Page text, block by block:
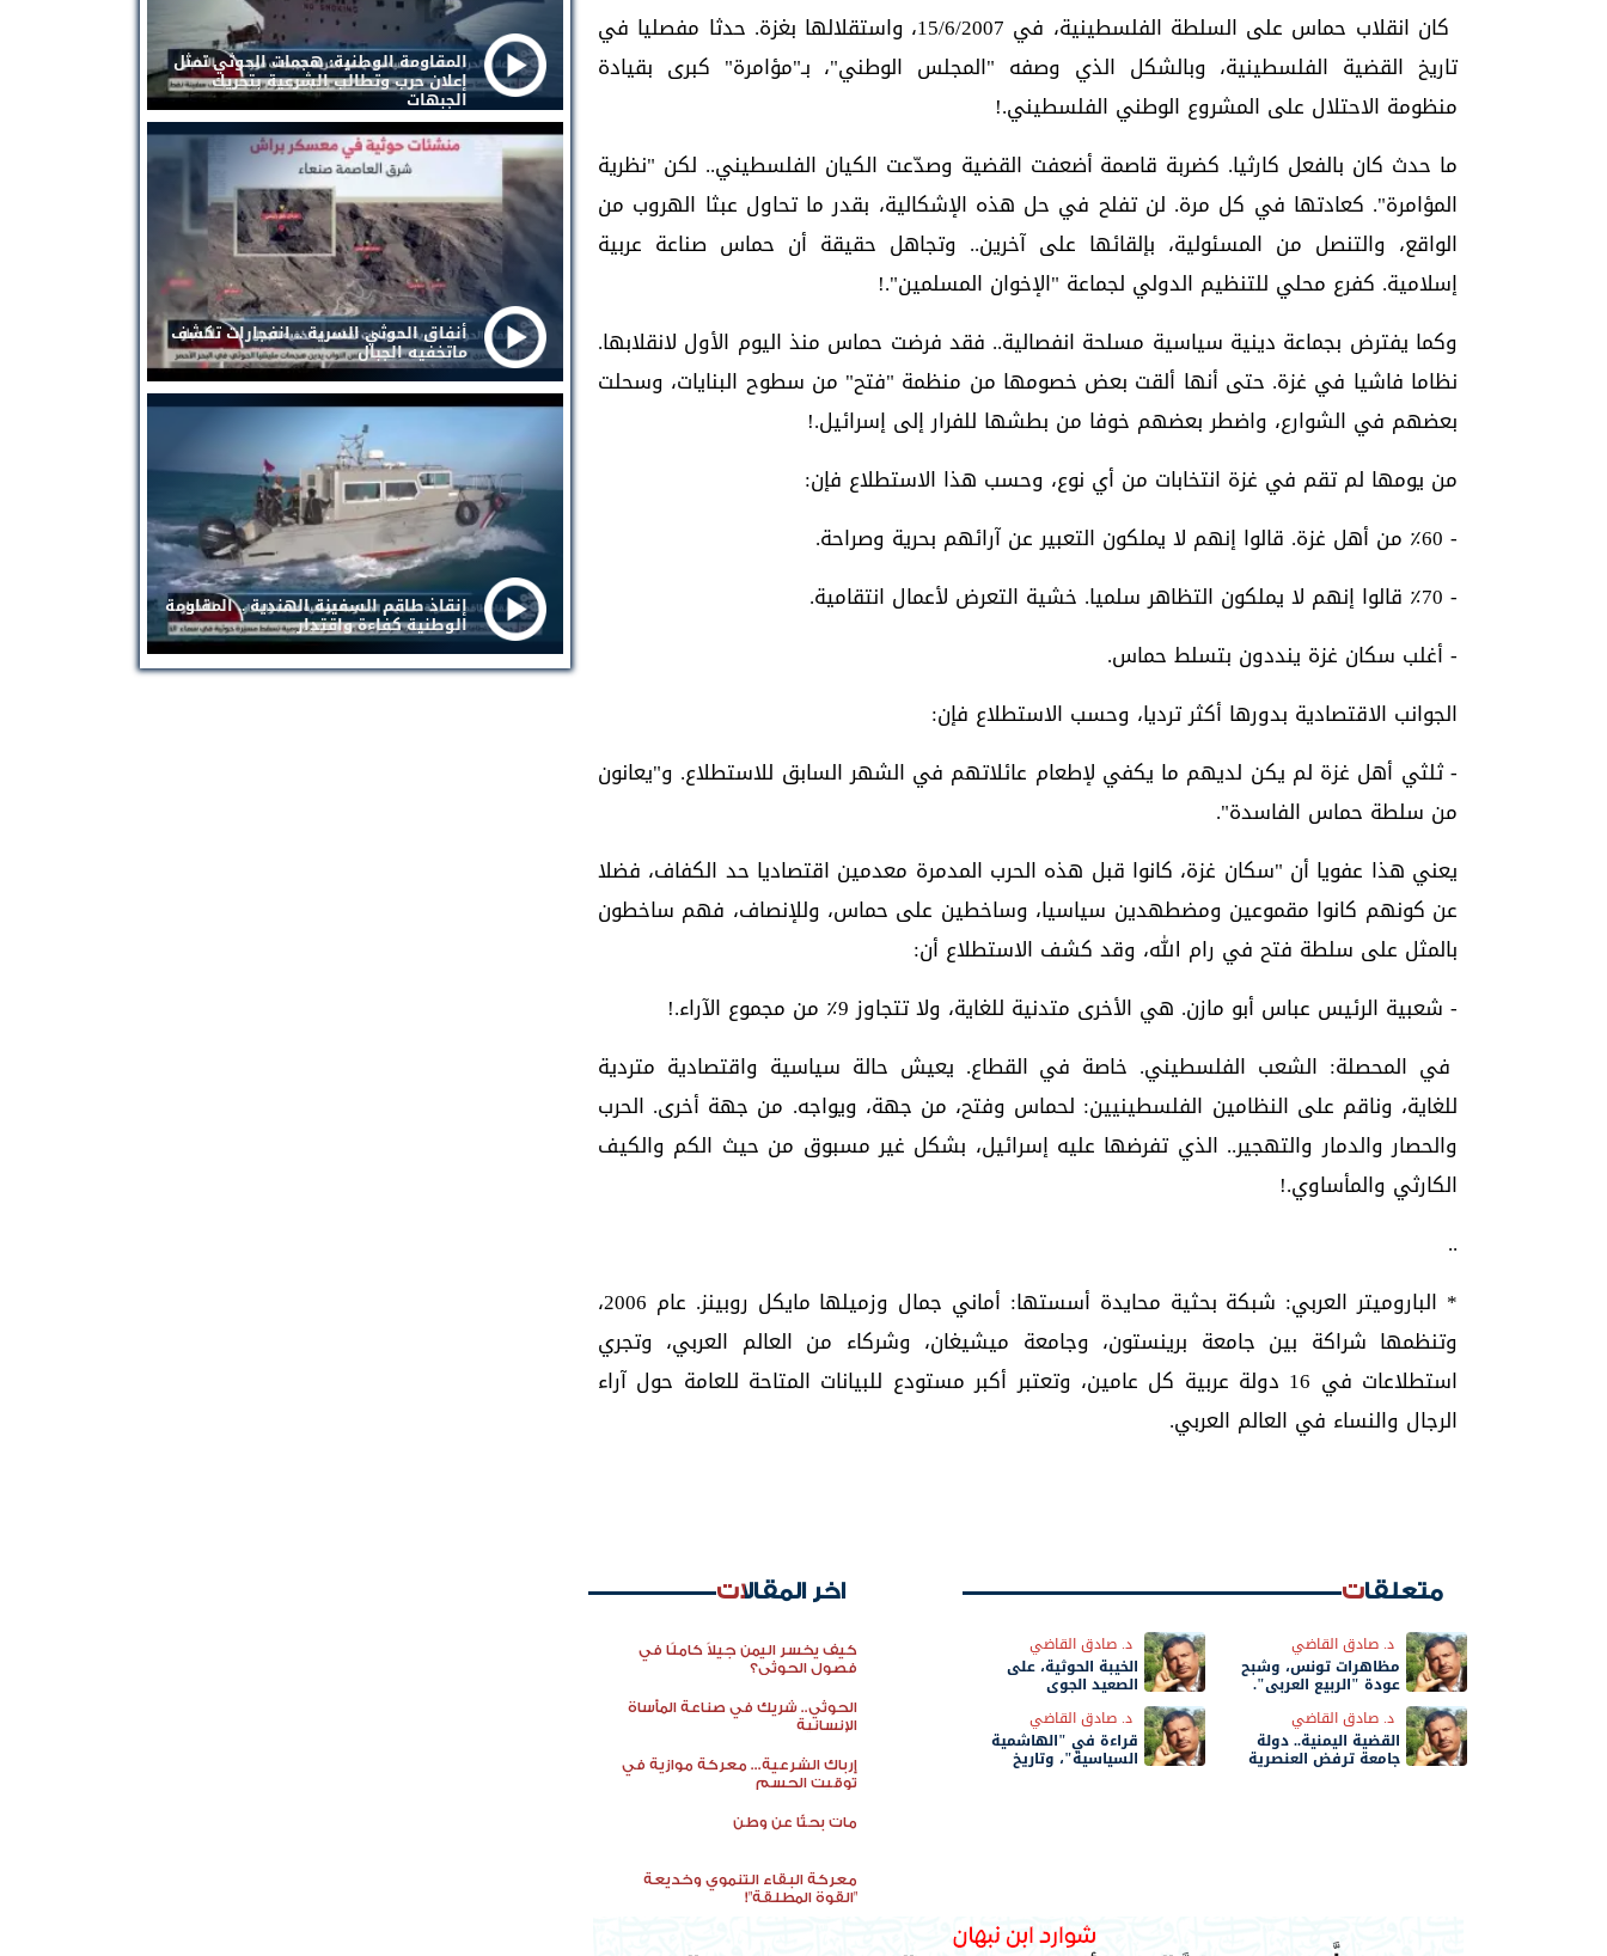
كان انقلاب حماس على السلطة الفلسطينية، في 15/6/2007، واستقلالها بغزة. حدثا مفصليا في
تاريخ القضية الفلسطينية، وبالشكل الذي وصفه "المجلس الوطني"، بـ"مؤامرة" كبرى بقيادة
منظومة الاحتلال على المشروع الوطني الفلسطيني.!
ما حدث كان بالفعل كارثيا. كضربة قاصمة أضعفت القضية وصدّعت الكيان الفلسطيني.. لكن "نظرية
المؤامرة". كعادتها في كل مرة. لن تفلح في حل هذه الإشكالية، بقدر ما تحاول عبثا الهروب من
الواقع، والتنصل من المسئولية، بإلقائها على آخرين.. وتجاهل حقيقة أن حماس صناعة عربية
إسلامية. كفرع محلي للتنظيم الدولي لجماعة "الإخوان المسلمين".!
وكما يفترض بجماعة دينية سياسية مسلحة انفصالية.. فقد فرضت حماس منذ اليوم الأول لانقلابها.
نظاما فاشيا في غزة. حتى أنها ألقت بعض خصومها من منظمة "فتح" من سطوح البنايات، وسحلت
بعضهم في الشوارع، واضطر بعضهم خوفا من بطشها للفرار إلى إسرائيل.!
من يومها لم تقم في غزة انتخابات من أي نوع، وحسب هذا الاستطلاع فإن:
- ٪60 من أهل غزة. قالوا إنهم لا يملكون التعبير عن آرائهم بحرية وصراحة.
- ٪70 قالوا إنهم لا يملكون التظاهر سلميا. خشية التعرض لأعمال انتقامية.
- أغلب سكان غزة ينددون بتسلط حماس.
الجوانب الاقتصادية بدورها أكثر ترديا، وحسب الاستطلاع فإن:
- ثلثي أهل غزة لم يكن لديهم ما يكفي لإطعام عائلاتهم في الشهر السابق للاستطلاع. و"يعانون
من سلطة حماس الفاسدة".
يعني هذا عفويا أن "سكان غزة، كانوا قبل هذه الحرب المدمرة معدمين اقتصاديا حد الكفاف، فضلا
عن كونهم كانوا مقموعين ومضطهدين سياسيا، وساخطين على حماس، وللإنصاف، فهم ساخطون
بالمثل على سلطة فتح في رام الله، وقد كشف الاستطلاع أن:
- شعبية الرئيس عباس أبو مازن. هي الأخرى متدنية للغاية، ولا تتجاوز 9٪ من مجموع الآراء.!
في المحصلة: الشعب الفلسطيني. خاصة في القطاع. يعيش حالة سياسية واقتصادية متردية
للغاية، وناقم على النظامين الفلسطينيين: لحماس وفتح، من جهة، ويواجه. من جهة أخرى. الحرب
والحصار والدمار والتهجير.. الذي تفرضها عليه إسرائيل، بشكل غير مسبوق من حيث الكم والكيف
الكارثي والمأساوي.!
..
* الباروميتر العربي: شبكة بحثية محايدة أسستها: أماني جمال وزميلها مايكل روبينز. عام 2006،
وتنظمها شراكة بين جامعة برينستون، وجامعة ميشيغان، وشركاء من العالم العربي، وتجري
استطلاعات في 16 دولة عربية كل عامين، وتعتبر أكبر مستودع للبيانات المتاحة للعامة حول آراء
الرجال والنساء في العالم العربي.
متعلقات
د. صادق القاضي
مظاهرات تونس، وشبح
عودة "الربيع العربي".
د. صادق القاضي
الخيبة الحوثية، على
الصعيد الجوي
د. صادق القاضي
القضية اليمنية.. دولة
جامعة ترفض العنصرية
د. صادق القاضي
قراءة في "الهاشمية
السياسية"، وتاريخ
"السيد والشريف".
اخر المقالات
كيف يخسر اليمن جيلاً كاملًا في
فصول الحوثي؟
الحوثي.. شريك في صناعة المأساة
الإنسانية
إرباك الشرعية... معركة موازية في
توقيت الحسم
مات بحثًا عن وطن
معركة البقاء التنموي وخديعة
"القوة المطلقة"!
المقاومة الوطنية: هجمات الحوثي تمثل
إعلان حرب وتطالب الشرعية بتحريك
الجبهات
أنفاق الحوثي السرية .. انفجارات تكشف
ماتخفيه الجبال
إنقاذ طاقم السفينة الهندية .. المقاومة
الوطنية كفاءة واقتدار